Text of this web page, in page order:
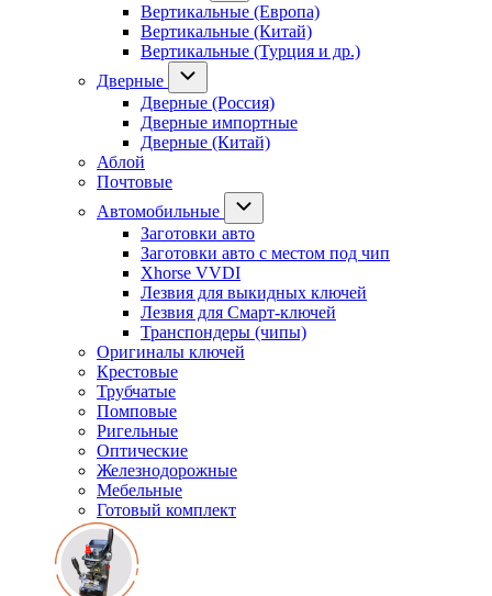
Вертикальные (Европа)
Вертикальные (Китай)
Вертикальные (Турция и др.)
Дверные
Дверные (Россия)
Дверные импортные
Дверные (Китай)
Аблой
Почтовые
Автомобильные
Заготовки авто
Заготовки авто с местом под чип
Xhorse VVDI
Лезвия для выкидных ключей
Лезвия для Смарт-ключей
Транспондеры (чипы)
Оригиналы ключей
Крестовые
Трубчатые
Помповые
Ригельные
Оптические
Железнодорожные
Мебельные
Готовый комплект